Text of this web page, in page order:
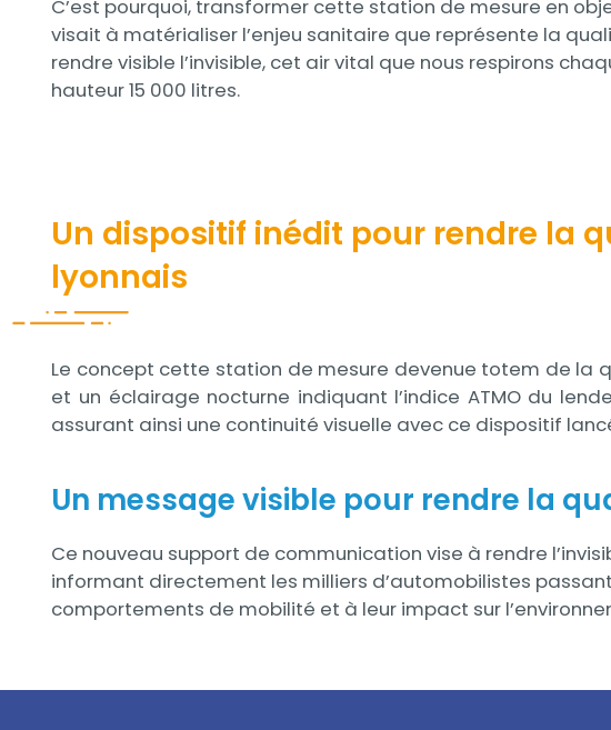
C’est pourquoi, transformer cette station de mesure en
visait à matérialiser l’enjeu sanitaire que représente la
rendre visible l’invisible, cet air vital que nous respirons
hauteur 15 000 litres.
Un dispositif inédit pour rendre la
lyonnais
Contenu
Le concept cette station de mesure devenue totem de la
et un éclairage nocturne indiquant l’indice ATMO du
assurant ainsi une continuité visuelle avec ce dispositif
Un message visible pour rendre la
Ce nouveau support de communication vise à rendre
informant directement les milliers d’automobilistes
comportements de mobilité et à leur impact sur